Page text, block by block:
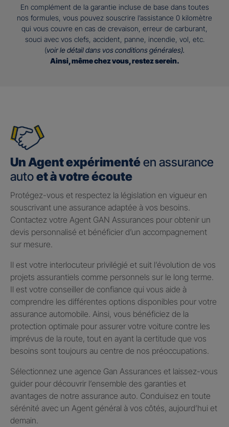
En complément de la garantie incluse de base dans toutes
nos formules, vous pouvez souscrire l’assistance 0 kilomètre
qui vous couvre en cas de crevaison, erreur de carburant,
souci avec vos clefs, accident, panne, incendie, vol, etc.
(voir le détail dans vos conditions générales).
Ainsi, même chez vous, restez serein.
Un Agent expérimentéen assurance
autoet à votre écoute
Protégez-vous et respectez la législation en vigueur en
souscrivant une assurance adaptée à vos besoins.
Contactez votre Agent GAN Assurances pour obtenir un
devis personnalisé et bénéficier d’un accompagnement
sur mesure.
Il est votre interlocuteur privilégié et suit l’évolution de vos
projets assurantiels comme personnels sur le long terme.
Il est votre conseiller de confiance qui vous aide à
comprendre les différentes options disponibles pour votre
assurance automobile. Ainsi, vous bénéficiez de la
protection optimale pour assurer votre voiture contre les
imprévus de la route, tout en ayant la certitude que vos
besoins sont toujours au centre de nos préoccupations.
Sélectionnez une agence Gan Assurances et laissez-vous
guider pour découvrir l’ensemble des garanties et
avantages de notre assurance auto. Conduisez en toute
sérénité avec un Agent général à vos côtés, aujourd’hui et
demain.